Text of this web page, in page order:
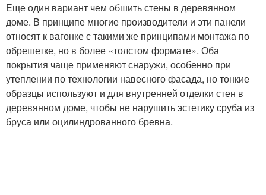
Еще один вариант чем обшить стены в деревянном
доме. В принципе многие производители и эти панели
относят к вагонке с такими же принципами монтажа по
обрешетке, но в более «толстом формате». Оба
покрытия чаще применяют снаружи, особенно при
утеплении по технологии навесного фасада, но тонкие
образцы используют и для внутренней отделки стен в
деревянном доме, чтобы не нарушить эстетику сруба из
бруса или оцилиндрованного бревна.